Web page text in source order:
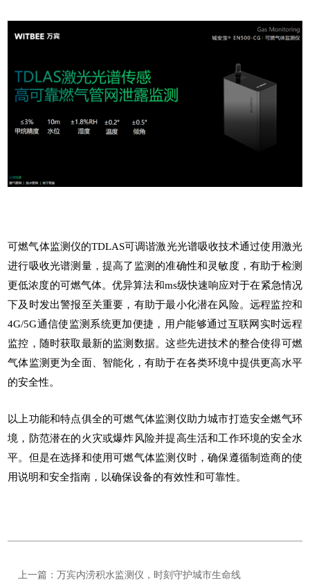
可燃气体监测仪的TDLAS可调谐激光光谱吸收技术通过使用激光
进行吸收光谱测量，提高了监测的准确性和灵敏度，有助于检测
更低浓度的可燃气体。优异算法和ms级快速响应对于在紧急情况
下及时发出警报至关重要，有助于最小化潜在风险。远程监控和
4G/5G通信使监测系统更加便捷，用户能够通过互联网实时远程
监控，随时获取最新的监测数据。这些先进技术的整合使得可燃
气体监测更为全面、智能化，有助于在各类环境中提供更高水平
的安全性。
以上功能和特点俱全的可燃气体监测仪助力城市打造安全燃气环
境，防范潜在的火灾或爆炸风险并提高生活和工作环境的安全水
平。但是在选择和使用可燃气体监测仪时，确保遵循制造商的使
用说明和安全指南，以确保设备的有效性和可靠性。
上一篇：万宾内涝积水监测仪，时刻守护城市生命线